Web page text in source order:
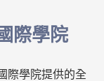
際學院
際學院提供的全